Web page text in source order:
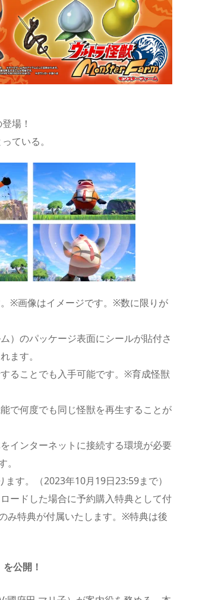
場！
ている。
※画像はイメージです。※数に限りが
）のパッケージ表面にシールが貼付さ
ます。
ることでも入手可能です。※育成怪獣
で何度でも同じ怪獣を再生することが
インターネットに接続する環境が必要
す。（2023年10月19日23:59まで）
ードした場合に予約購入特典として付
み特典が付属いたします。※特典は後
公開！